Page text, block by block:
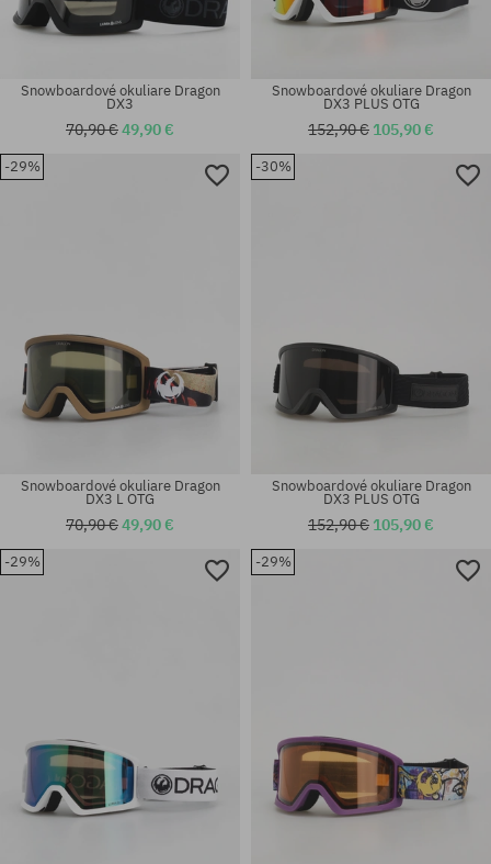
Snowboardové okuliare Dragon
DX3
70,90 €49,90 €
Snowboardové okuliare Dragon
DX3 PLUS OTG
152,90 € 105,90 €
-29%
Snowboardové okuliare Dragon
DX3 L OTG
70,90 €49,90 €
-30%
Snowboardové okuliare Dragon
DX3 PLUS OTG
152,90 € 105,90 €
-29% -29%